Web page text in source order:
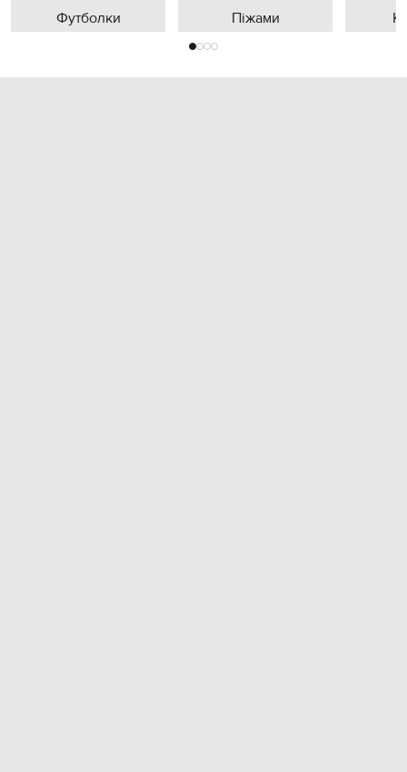
Футболки Піжами